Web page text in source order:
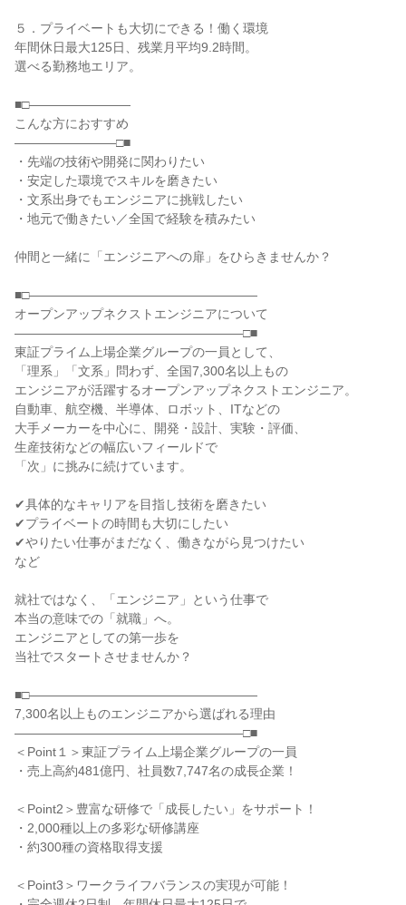
５．プライベートも大切にできる！働く環境
年間休日最大125日、残業月平均9.2時間。
選べる勤務地エリア。
■□――――――――
こんな方におすすめ
――――――――□■
・先端の技術や開発に関わりたい
・安定した環境でスキルを磨きたい
・文系出身でもエンジニアに挑戦したい
・地元で働きたい／全国で経験を積みたい
仲間と一緒に「エンジニアへの扉」をひらきませんか？
■□――――――――――――――――――
オープンアップネクストエンジニアについて
――――――――――――――――――□■
東証プライム上場企業グループの一員として、
「理系」「文系」問わず、全国7,300名以上もの
エンジニアが活躍するオープンアップネクストエンジニア。
自動車、航空機、半導体、ロボット、ITなどの
大手メーカーを中心に、開発・設計、実験・評価、
生産技術などの幅広いフィールドで
「次」に挑みに続けています。
✔具体的なキャリアを目指し技術を磨きたい
✔プライベートの時間も大切にしたい
✔やりたい仕事がまだなく、働きながら見つけたい
など
就社ではなく、「エンジニア」という仕事で
本当の意味での「就職」へ。
エンジニアとしての第一歩を
当社でスタートさせませんか？
■□――――――――――――――――――
7,300名以上ものエンジニアから選ばれる理由
――――――――――――――――――□■
＜Point１＞東証プライム上場企業グループの一員
・売上高約481億円、社員数7,747名の成長企業！
＜Point2＞豊富な研修で「成長したい」をサポート！
・2,000種以上の多彩な研修講座
・約300種の資格取得支援
＜Point3＞ワークライフバランスの実現が可能！